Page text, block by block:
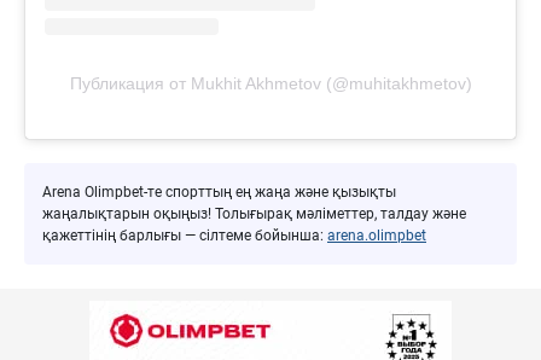
Публикация от Mukhit Akhmetov (@muhitakhmetov)
Arena Olimpbet-те спорттың ең жаңа және қызықты
жаңалықтарын оқыңыз! Толығырақ мәліметтер, талдау және
қажеттінің барлығы — сілтеме бойынша: arena.olimpbet